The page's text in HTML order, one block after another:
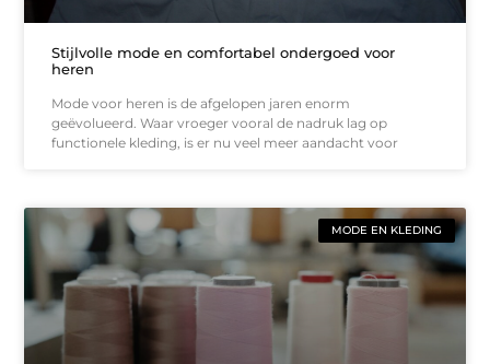
Stijlvolle mode en comfortabel ondergoed voor
heren
Mode voor heren is de afgelopen jaren enorm
geëvolueerd. Waar vroeger vooral de nadruk lag op
functionele kleding, is er nu veel meer aandacht voor
MODE EN KLEDING